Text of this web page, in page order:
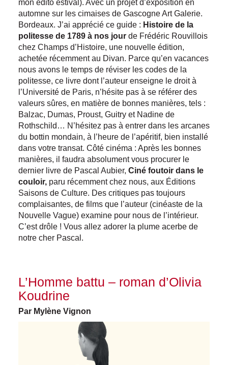
mon édito estival). Avec un projet d’exposition en
automne sur les cimaises de Gascogne Art Galerie.
Bordeaux. J’ai apprécié ce guide : Histoire de la
politesse de 1789 à nos jour de Frédéric Rouvillois
chez Champs d’Histoire, une nouvelle édition,
achetée récemment au Divan. Parce qu’en vacances
nous avons le temps de réviser les codes de la
politesse, ce livre dont l’auteur enseigne le droit à
l’Université de Paris, n’hésite pas à se référer des
valeurs sûres, en matière de bonnes manières, tels :
Balzac, Dumas, Proust, Guitry et Nadine de
Rothschild… N’hésitez pas à entrer dans les arcanes
du bottin mondain, à l’heure de l’apéritif, bien installé
dans votre transat. Côté cinéma : Après les bonnes
manières, il faudra absolument vous procurer le
dernier livre de Pascal Aubier, Ciné foutoir dans le
couloir, paru récemment chez nous, aux Éditions
Saisons de Culture. Des critiques pas toujours
complaisantes, de films que l’auteur (cinéaste de la
Nouvelle Vague) examine pour nous de l’intérieur.
C’est drôle ! Vous allez adorer la plume acerbe de
notre cher Pascal.
L’Homme battu – roman d’Olivia
Koudrine
Par Mylène Vignon